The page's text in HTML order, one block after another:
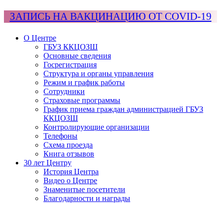
ЗАПИСЬ НА ВАКЦИНАЦИЮ ОТ COVID-19
О Центре
ГБУЗ ККЦОЗШ
Основные сведения
Госрегистрация
Структура и органы управления
Режим и график работы
Сотрудники
Страховые программы
График приема граждан администрацией ГБУЗ
ККЦОЗШ
Контролирующие организации
Телефоны
Схема проезда
Книга отзывов
30 лет Центру
История Центра
Видео о Центре
Знаменитые посетители
Благодарности и награды